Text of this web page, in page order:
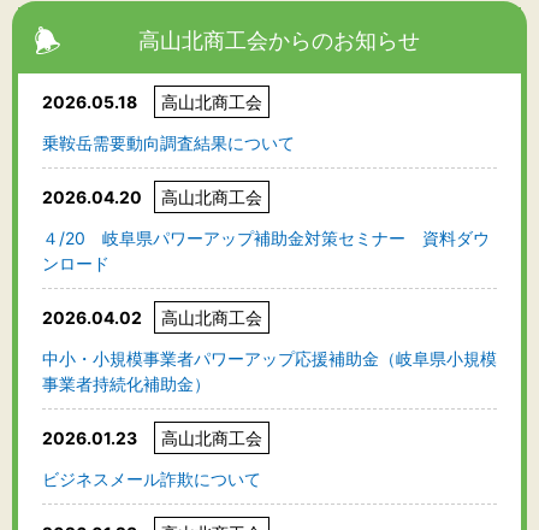
高山北商工会からのお知らせ
2026.05.18
高山北商工会
乗鞍岳需要動向調査結果について
2026.04.20
高山北商工会
４/20 岐阜県パワーアップ補助金対策セミナー 資料ダウ
ンロード
2026.04.02
高山北商工会
中小・小規模事業者パワーアップ応援補助金（岐阜県小規模
事業者持続化補助金）
2026.01.23
高山北商工会
ビジネスメール詐欺について